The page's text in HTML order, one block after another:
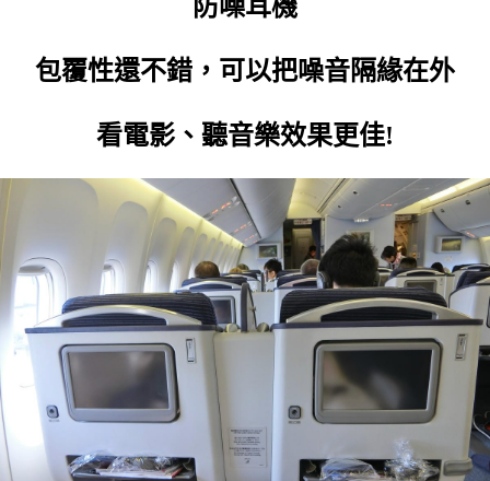
防噪耳機
包覆性還不錯，可以把噪音隔緣在外
看電影、聽音樂效果更佳!